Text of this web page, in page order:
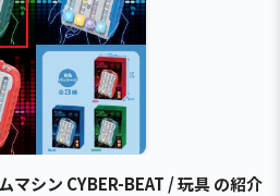
マシン CYBER-BEAT / 玩具 の紹介